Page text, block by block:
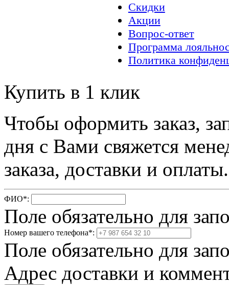
Скидки
Акции
Вопрос-ответ
Программа
Политика
Купить в 1 клик
Чтобы оформить заказ,
дня с Вами свяжется
заказа, доставки и оплаты.
ФИО*:
Поле обязательно для
Номер вашего телефона*:
Поле обязательно для
Адрес доставки и